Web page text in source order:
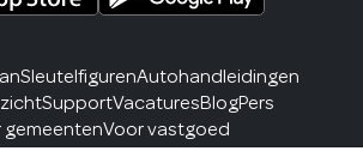
SleutelfigurenAutohandleidingen
SupportVacaturesBlogPers
gemeentenVoor vastgoed